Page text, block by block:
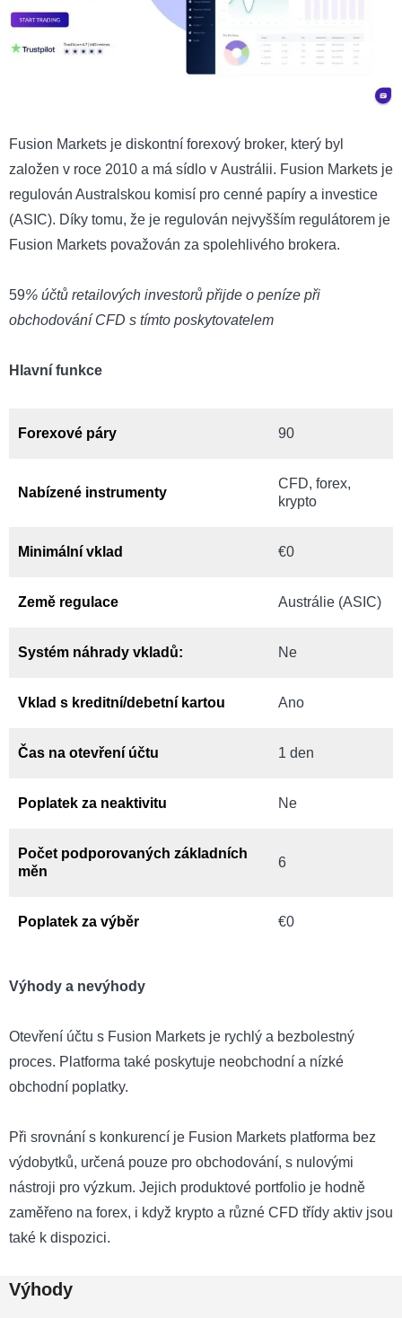
Fusion Markets je diskontní forexový broker, který byl
založen v roce 2010 a má sídlo v Austrálii. Fusion Markets je
regulován Australskou komisí pro cenné papíry a investice
(ASIC). Díky tomu, že je regulován nejvyšším regulátorem je
Fusion Markets považován za spolehlivého brokera.
59% účtů retailových investorů přijde o peníze při
obchodování CFD s tímto poskytovatelem
Hlavní funkce
Forexové páry 90
Nabízené instrumenty
CFD, forex,
krypto
Minimální vklad €0
Země regulace Austrálie (ASIC)
Systém náhrady vkladů: Ne
Vklad s kreditní/debetní kartou Ano
Čas na otevření účtu 1 den
Poplatek za neaktivitu Ne
Počet podporovaných základních
měn
6
Poplatek za výběr €0
Výhody a nevýhody
Otevření účtu s Fusion Markets je rychlý a bezbolestný
proces. Platforma také poskytuje neobchodní a nízké
obchodní poplatky.
Při srovnání s konkurencí je Fusion Markets platforma bez
výdobytků, určená pouze pro obchodování, s nulovými
nástroji pro výzkum. Jejich produktové portfolio je hodně
zaměřeno na forex, i když krypto a různé CFD třídy aktiv jsou
také k dispozici.
Výhody